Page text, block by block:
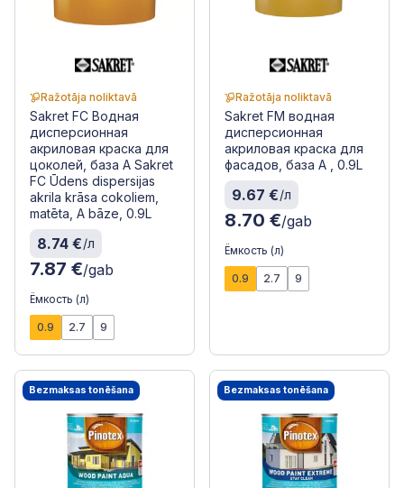
Ražotāja noliktavā
Sakret FC Водная
дисперсионная
акриловая краска для
цоколей, база А Sakret
FC Ūdens dispersijas
akrila krāsa cokoliem,
matēta, A bāze, 0.9L
8.74 €/л
7.87 €/gab
Ёмкость (л)
0.9 2.7 9
Ražotāja noliktavā
Sakret FM водная
дисперсионная
акриловая краска для
фасадов, база А , 0.9L
9.67 €/л
8.70 €/gab
Ёмкость (л)
0.9 2.7 9
Bezmaksas tonēšana Bezmaksas tonēšana